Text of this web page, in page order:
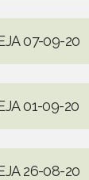
07-09-20
01-09-20
26-08-20